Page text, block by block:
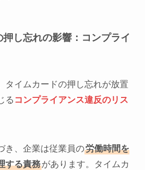
押し忘れの影響：コンプライ
タイムカードの押し忘れが放置
る コンプライアンス違反のリス
き、企業は従業員の労働時間を
する責務があります。タイムカ